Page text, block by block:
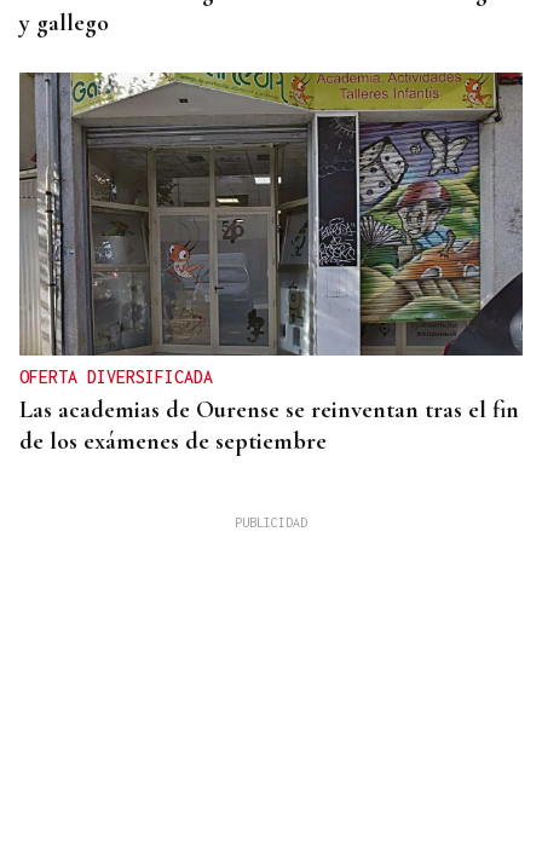
y gallego
OFERTA DIVERSIFICADA
Las academias de Ourense se reinventan tras el fin
de los exámenes de septiembre